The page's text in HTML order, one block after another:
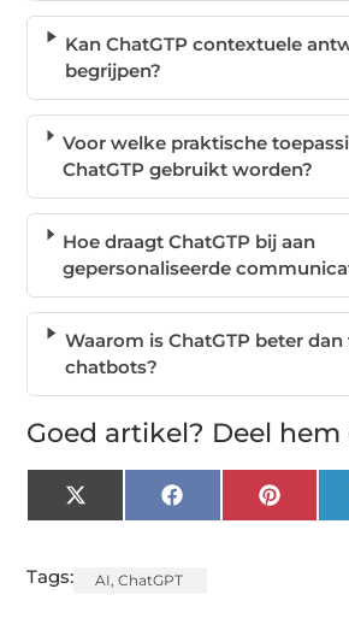
Kan ChatGTP contextuele
begrijpen?
Voor welke praktische
ChatGTP gebruikt worden?
Hoe draagt ChatGTP bij aan
gepersonaliseerde
Waarom is ChatGTP beter
chatbots?
Goed artikel? Deel hem
X
(Twitter)
Facebook
Tags: AI ,ChatGPT